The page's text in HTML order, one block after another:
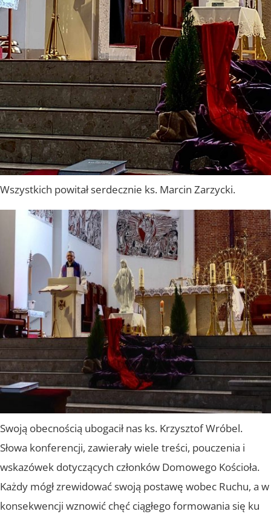
Wszystkich powitał serdecznie ks. Marcin Zarzycki.
Swoją obecnością ubogacił nas ks. Krzysztof Wróbel.
Słowa konferencji, zawierały wiele treści, pouczenia i
wskazówek dotyczących członków Domowego Kościoła.
Każdy mógł zrewidować swoją postawę wobec Ruchu, a w
konsekwencji wznowić chęć ciągłego formowania się ku